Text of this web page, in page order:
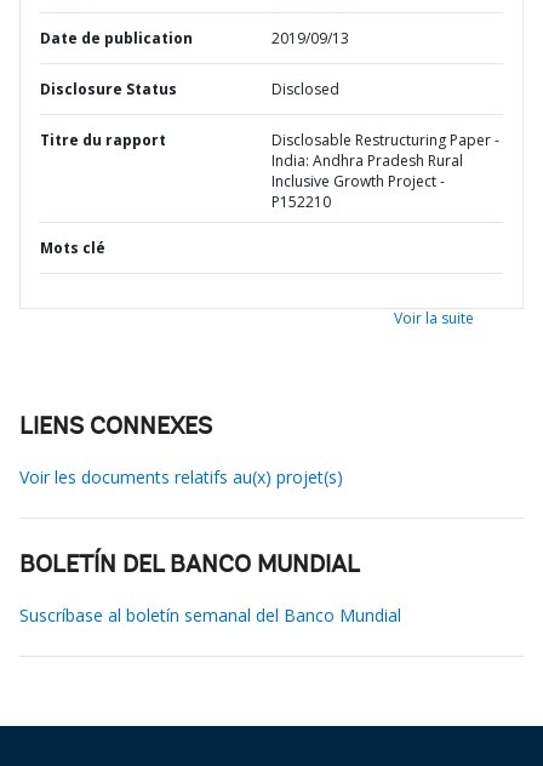
Date de publication 2019/09/13
Disclosure Status Disclosed
Titre du rapport
Disclosable Restructuring Paper -
India: Andhra Pradesh Rural
Inclusive Growth Project -
P152210
Mots clé
Voir la suite
LIENS CONNEXES
Voir les documents relatifs au(x) projet(s)
BOLETÍN DEL BANCO MUNDIAL
Suscríbase al boletín semanal del Banco Mundial